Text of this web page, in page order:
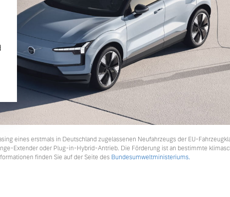
eines erstmals in Deutschland zugelassenen Neufahrzeugs der EU-
Extender oder Plug-in-Hybrid-Antrieb. Die Förderung ist an bestimmte
finden Sie auf der Seite des Bundesumweltministeriums.